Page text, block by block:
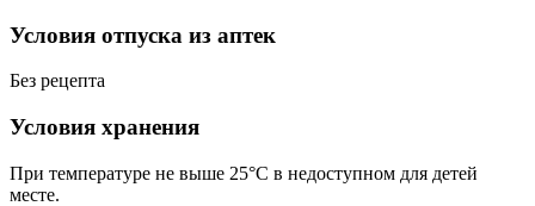
Условия отпуска из аптек
Без рецепта
Условия хранения
При температуре не выше 25°С в недоступном для детей
месте.